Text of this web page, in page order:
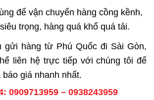
để vận chuyển hàng cồng kềnh,
trọng, hàng quá khổ quá tải.
gửi hàng từ Phú Quốc đi Sài Gòn,
liên hệ trực tiếp với chúng tôi để
giá nhanh nhất.
0909713959 – 0938243959